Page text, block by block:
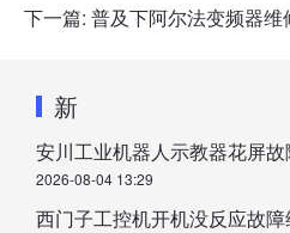
下一篇: 普及下阿尔法变频器维
新
安川工业机器人示教器花屏
2026-08-04 13:29
西门子工控机开机没反应故